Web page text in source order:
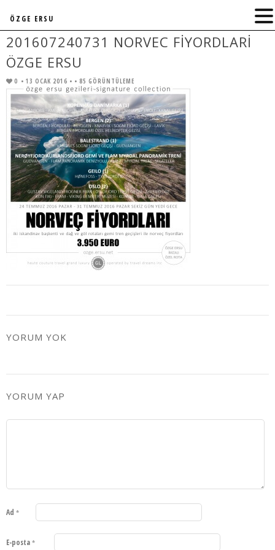
201607240731 NORVEC FIYORDLARI
ÖZGE ERSU
0 • 13 OCAK 2016 • • 85 GÖRÜNTÜLEME
YORUM YOK
YORUM YAP
Ad *
E-posta *
ÖZGE ERSU